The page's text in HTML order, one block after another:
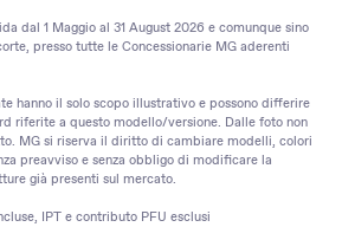
dal 1 Maggio al 31 August 2026 e comunque sino
presso tutte le Concessionarie MG aderenti
hanno il solo scopo illustrativo e possono differire
riferite a questo modello/versione. Dalle foto non
MG si riserva il diritto di cambiare modelli, colori
preavviso e senza obbligo di modificare la
già presenti sul mercato.
IPT e contributo PFU esclusi